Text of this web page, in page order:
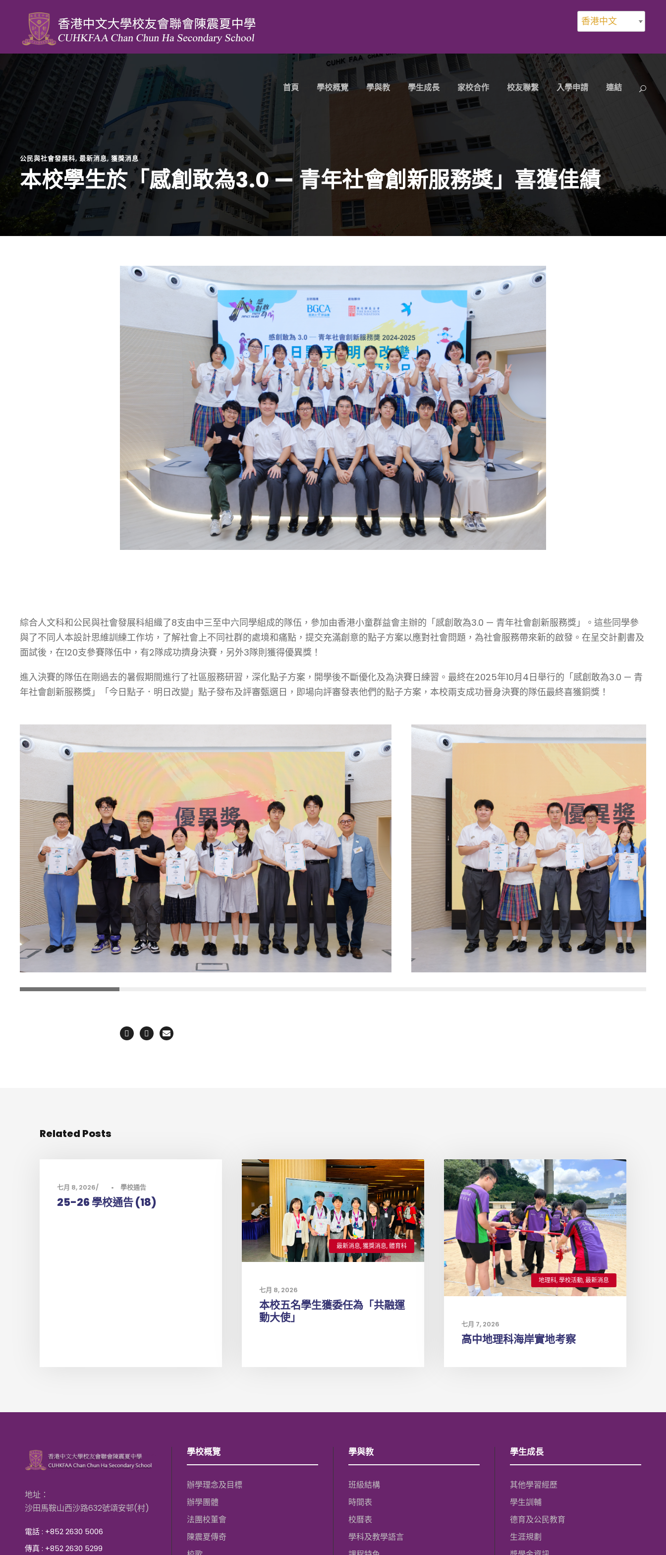
香港中文
首頁 學校概覽 學與教 學生成長 家校合作 校友聯繫 入學申請 連結
公民與社會發展科, 最新消息, 獲獎消息
本校學生於「感創敢為3.0 — 青年社會創新服務獎」喜獲佳績
綜合人文科和公民與社會發展科組織了8支由中三至中六同學組成的隊伍，參加由香港小童群益會主辦的「感創敢為3.0 — 青年社會創新服務獎」。這些同學參
與了不同人本設計思維訓練工作坊，了解社會上不同社群的處境和痛點，提交充滿創意的點子方案以應對社會問題，為社會服務帶來新的啟發。在呈交計劃書及
面試後，在120支參賽隊伍中，有2隊成功擠身決賽，另外3隊則獲得優異獎！
進入決賽的隊伍在剛過去的暑假期間進行了社區服務研習，深化點子方案，開學後不斷優化及為決賽日練習。最終在2025年10月4日舉行的「感創敢為3.0 — 青
年社會創新服務獎」「今日點子．明日改變」點子發布及評審甄選日，即場向評審發表他們的點子方案，本校兩支成功晉身決賽的隊伍最終喜獲銅獎！
Related Posts
七月 8, 2026 • 學校通告
25-26 學校通告 (18)
最新消息,獲獎消息,體育科
七月 8, 2026
本校五名學生獲委任為「共融運
動大使」
地理科,學校活動,最新消息
七月 7, 2026
高中地理科海岸實地考察
地址：
沙田馬鞍山西沙路632號頌安邨(村)
電話 : +852 2630 5006
傳真 : +852 2630 5299
學校概覽
辦學理念及目標
辦學團體
法團校董會
陳震夏傳奇
學與教
班級結構
時間表
校曆表
學科及教學語言
學生成長
其他學習經歷
學生訓輔
德育及公民教育
生涯規劃